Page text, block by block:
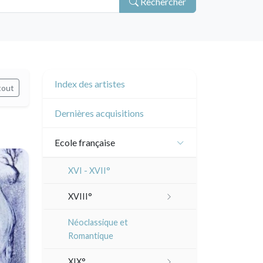
Index des artistes
Dernières acquisitions
Ecole française
XVI - XVII°
XVIII°
Manière de crayon
Couleurs
Néoclassique et
Romantique